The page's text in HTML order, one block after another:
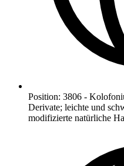
Position: 3806 -
Derivate; leichte und
modifizierte natürliche